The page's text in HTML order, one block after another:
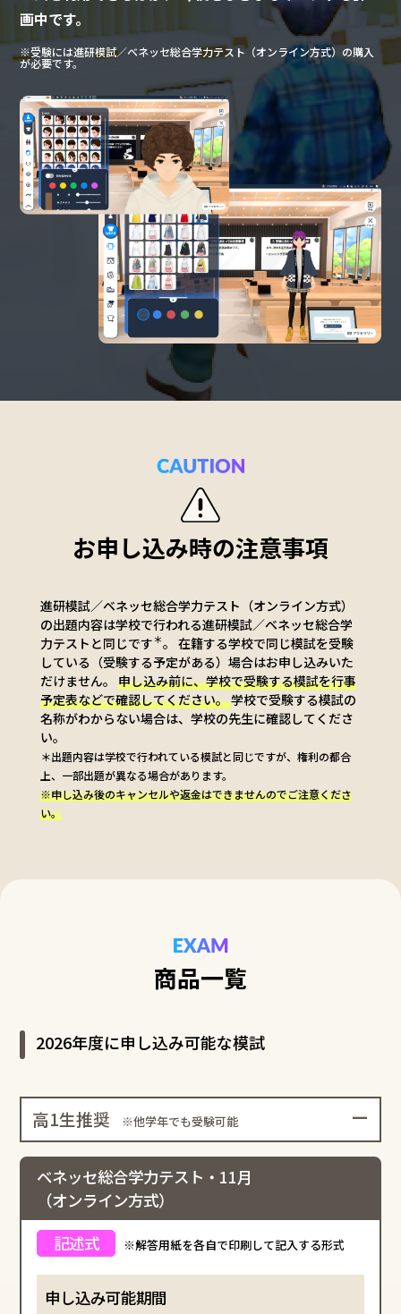
画中です。
※受験には進研模試／ベネッセ総合学力テスト（オンライン方式）の購入
が必要です。
お申し込み時の注意事項
進研模試／ベネッセ総合学力テスト（オンライン方式）
の出題内容は学校で行われる進研模試／ベネッセ総合学
力テストと同じです ＊。 在籍する学校で同じ模試を受験
している（受験する予定がある）場合はお申し込みいた
だけません。 申し込み前に、学校で受験する模試を行事
予定表などで確認してください。学校で受験する模試の
名称がわからない場合は、学校の先生に確認してくださ
い。
＊出題内容は学校で行われている模試と同じですが、権利の都合
上、一部出題が異なる場合があります。
※申し込み後のキャンセルや返金はできませんのでご注意くださ
い。
商品一覧
2026年度に申し込み可能な模試
高1生推奨 ※他学年でも受験可能
ベネッセ総合学力テスト・11月
（オンライン方式）
※解答用紙を各自で印刷して記入する形式